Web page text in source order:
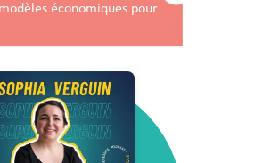
modèles économiques pour les centres